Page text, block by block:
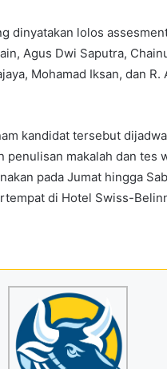
dinyatakan lolos
Agus Dwi Saputra,
Mohamad Iksan, dan R.
kandidat tersebut
penulisan makalah dan tes
pada Jumat hingga
di Hotel Swiss-